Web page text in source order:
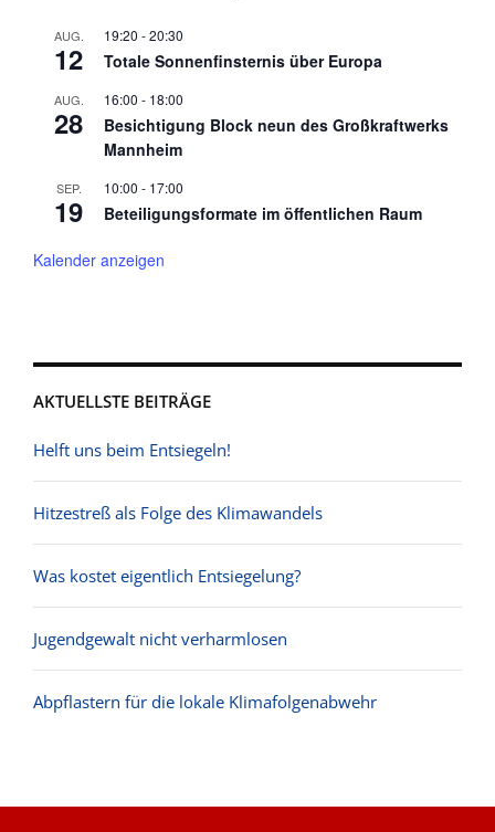
AUG.
12
19:20 -20:30
Totale Sonnenfinsternis über Europa
AUG.
28
16:00 - 18:00
Besichtigung Block neun des Großkraftwerks
Mannheim
SEP.
19
10:00 - 17:00
Beteiligungsformate im öffentlichen Raum
Kalender anzeigen
AKTUELLSTE BEITRÄGE
Helft uns beim Entsiegeln!
Hitzestreß als Folge des Klimawandels
Was kostet eigentlich Entsiegelung?
Jugendgewalt nicht verharmlosen
Abpflastern für die lokale Klimafolgenabwehr